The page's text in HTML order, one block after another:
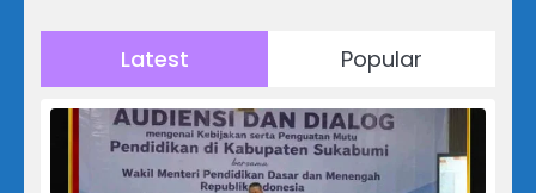
Latest Popular